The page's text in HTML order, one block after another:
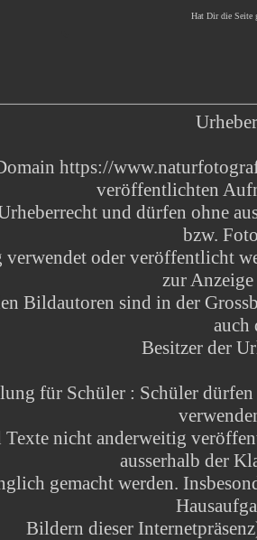
Hat Dir die Seite
https://
veröffentlichten
und dürfen ohne
bzw.
oder veröffentlicht
zur
Bildautoren sind in der
auch
Besitzer der
für Schüler : Schüler
Texte nicht anderweitig
ausserhalb der
gemacht werden.
Bildern dieser